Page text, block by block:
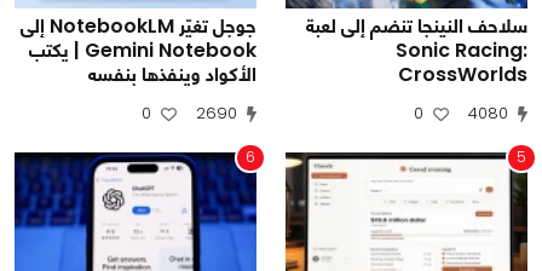
سلاحف النينجا تنضم إلى لعبة
Sonic Racing:
CrossWorlds
4080
0
جوجل تغيّر NotebookLM إلى
Gemini Notebook | يكتب
الأكواد وينفذها بنفسه
2690
0
5
6